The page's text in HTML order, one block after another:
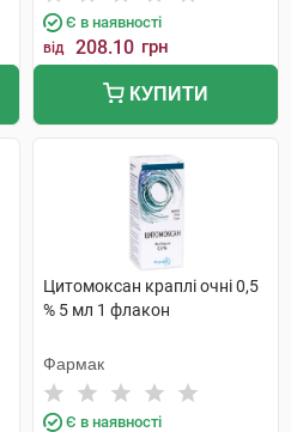
Є в наявності
від 208.10 грн
КУПИТИ
Цитомоксан краплі очні 0,5
% 5 мл 1 флакон
Фармак
Є в наявності